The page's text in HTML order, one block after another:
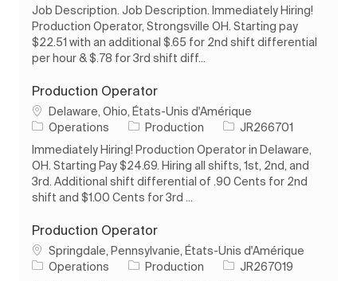
Job Description. Job Description. Immediately Hiring!
Production Operator, Strongsville OH. Starting pay
$22.51 with an additional $.65 for 2nd shift differential
per hour & $.78 for 3rd shift diff...
Production Operator
Emplacement
Delaware, Ohio, États-Unis d'Amérique
Operations
Catégorie
Production ID de l’emploi
JR266701
Immediately Hiring! Production Operator in Delaware,
OH. Starting Pay $24.69. Hiring all shifts, 1st, 2nd, and
3rd. Additional shift differential of .90 Cents for 2nd
shift and $1.00 Cents for 3rd ...
Production Operator
Emplacement
Springdale, Pennsylvanie, États-Unis d'Amérique
Operations
Catégorie
Production ID de l’emploi
JR267019